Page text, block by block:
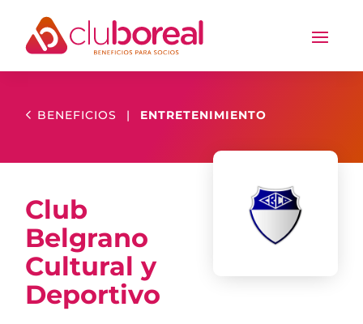
BENEFICIOS | ENTRETENIMIENTO
Club
Belgrano
Cultural y
Deportivo